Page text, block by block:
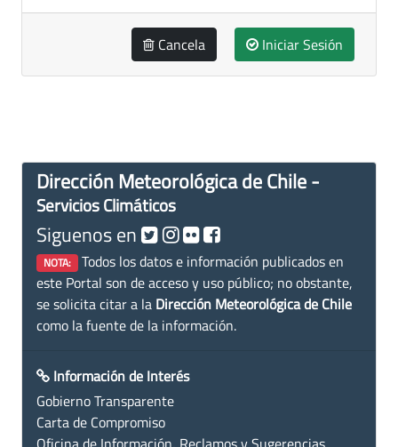
Cancela Iniciar Sesión
Dirección Meteorológica de Chile -
Servicios Climáticos
Siguenos en
NOTA: Todos los datos e información publicados en
este Portal son de acceso y uso público; no obstante,
se solicita citar a la Dirección Meteorológica de Chile
como la fuente de la información.
Información de Interés
Gobierno Transparente
Carta de Compromiso